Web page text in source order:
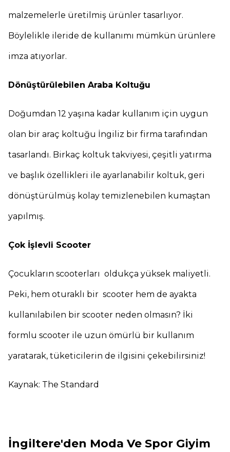
malzemelerle üretilmiş ürünler tasarlıyor.
Böylelikle ileride de kullanımı mümkün ürünlere
imza atıyorlar.
Dönüştürülebilen Araba Koltuğu
Doğumdan 12 yaşına kadar kullanım için uygun
olan bir araç koltuğu İngiliz bir firma tarafından
tasarlandı. Birkaç koltuk takviyesi, çeşitli yatırma
ve başlık özellikleri ile ayarlanabilir koltuk, geri
dönüştürülmüş kolay temizlenebilen kumaştan
yapılmış.
Çok İşlevli Scooter
Çocukların scooterları oldukça yüksek maliyetli.
Peki, hem oturaklı bir scooter hem de ayakta
kullanılabilen bir scooter neden olmasın? İki
formlu scooter ile uzun ömürlü bir kullanım
yaratarak, tüketicilerin de ilgisini çekebilirsiniz!
Kaynak: The Standard
İngiltere'den Moda Ve Spor Giyim